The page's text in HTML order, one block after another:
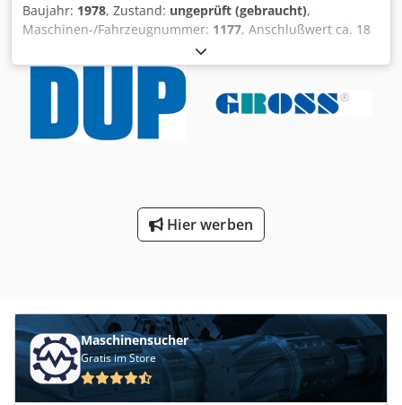
Baujahr: 1978, Zustand: ungeprüft (gebraucht),
Maschinen-/Fahrzeugnummer: 1177, Anschlußwert ca. 18
kW Arbeitsbreite 140 mm Vorschub unten besteht aus:
Chodpoiw D T Iefx Airea Transportband 8800 x 60 mm
unten Transportband 8800 x 40 mm für Vorbau Vorschub
oben besteht aus: Transportband 7140 x 40 mm oben
Aggregate: Pos. 1 - Vorritzer 2,2 kW 3000 U/min. Pos. 2 -
Fräsaggregat 3 kW 6000 U/min. Pos. 3 - Fräsaggregat 5,5
Kantenbrecheinheiten Absaugstutzen 5x100 mm, 1x120
Hier werben
Maschinensucher
Gratis im Store